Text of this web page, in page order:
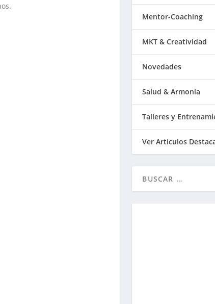
Mentor-Coaching
MKT & Creatividad
Novedades
Salud & Armonía
Talleres y
Ver Artículos